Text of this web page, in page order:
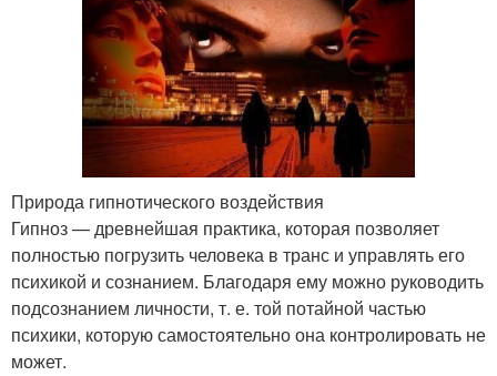
Природа гипнотического воздействия
Гипноз — древнейшая практика, которая позволяет
полностью погрузить человека в транс и управлять его
психикой и сознанием. Благодаря ему можно руководить
подсознанием личности, т. е. той потайной частью
психики, которую самостоятельно она контролировать не
может.